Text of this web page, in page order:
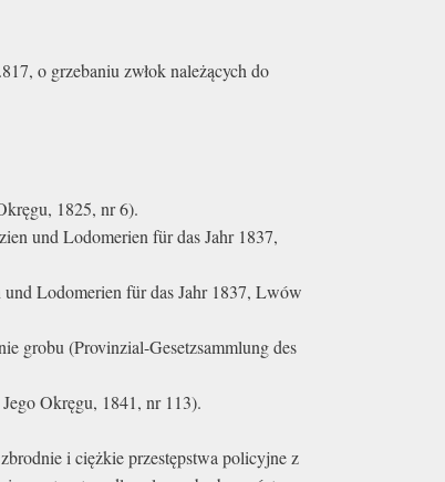
o grzebaniu zwłok należących do
1825, nr 6).
und Lodomerien für das Jahr 1837,
Lodomerien für das Jahr 1837, Lwów
grobu (Provinzial-Gesetzsammlung des
Okręgu, 1841, nr 113).
i ciężkie przestępstwa policyjne z